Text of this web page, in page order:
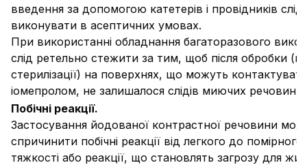
введення за допомогою катетерів і провідників слід
виконувати в асептичних умовах.
При використанні обладнання багаторазового
слід ретельно стежити за тим, щоб після обробки
стерилізації) на поверхнях, що можуть
іомепролом, не залишалося слідів миючих речовин.
Побічні реакції.
Застосування йодованої контрастної речовини
спричинити побічні реакції від легкого до
тяжкості або реакції, що становлять загрозу для